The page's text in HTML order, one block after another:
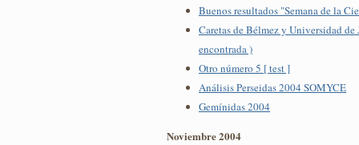
Buenos resultados "Semana de la
Caretas de Bélmez y Universidad
encontrada )
Otro número 5 [ test ]
Análisis Perseidas 2004 SOMYCE
Gemínidas 2004
Noviembre 2004